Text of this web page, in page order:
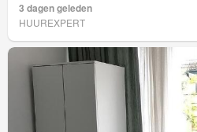
3 dagen geleden
HUUREXPERT